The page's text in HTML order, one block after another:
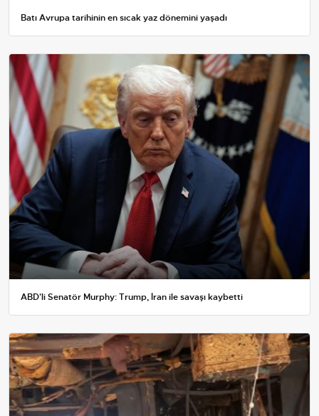
Batı Avrupa tarihinin en sıcak yaz dönemini yaşadı
ABD'li Senatör Murphy: Trump, İran ile savaşı kaybetti